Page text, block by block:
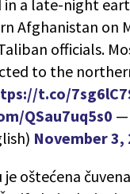
in a late-night
Afghanistan on
officials.
to the
t.co/
QSau7uq5s0 —
November 3,
oštećena čuvena